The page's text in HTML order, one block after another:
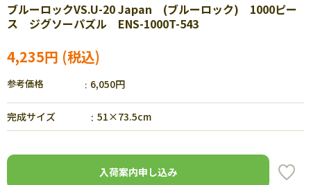
ブルーロックVS.U-20 Japan (ブルーロック) 1000ピー
ス ジグソーパズル ENS-1000T-543
4,235円
参考価格 6,050円
完成サイズ 51×73.5cm
入荷案内申し込み